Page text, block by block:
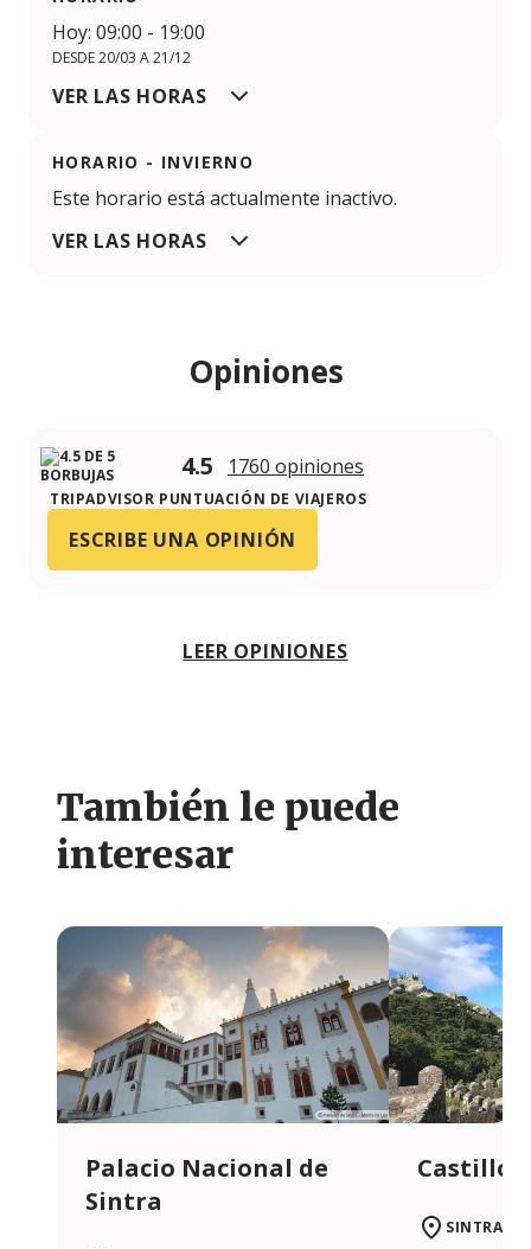
Hoy: 09:00 - 19:00
DESDE 20/03 A 21/12
VER LAS HORAS
HORARIO - INVIERNO
Este horario está actualmente inactivo.
VER LAS HORAS
Opiniones
4.5 1760 opiniones
TRIPADVISOR PUNTUACIÓN DE VIAJEROS
ESCRIBE UNA OPINIÓN
LEER OPINIONES
También le puede
interesar
Palacio Nacional de
Sintra
Castillo
SINTRA